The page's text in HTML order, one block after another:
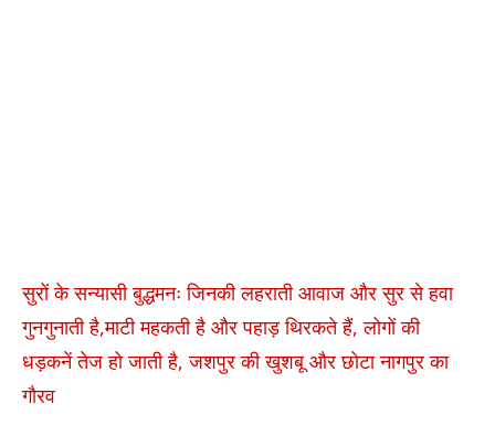
सुरों के सन्यासी बुद्धमनः जिनकी लहराती आवाज और सुर से हवा
गुनगुनाती है,माटी महकती है और पहाड़ थिरकते हैं, लोगों की
धड़कनें तेज हो जाती है, जशपुर की खुशबू और छोटा नागपुर का
गौरव